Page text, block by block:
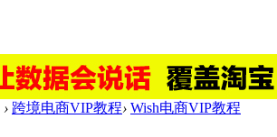
› 跨境电商VIP教程› Wish电商VIP教程